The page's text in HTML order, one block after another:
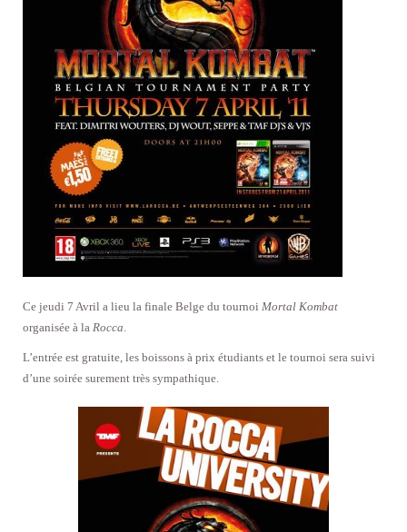
Ce jeudi 7 Avril a lieu la finale Belge du tournoi Mortal Kombat
organisée à la Rocca.
L’entrée est gratuite, les boissons à prix étudiants et le tournoi sera suivi
d’une soirée surement très sympathique.